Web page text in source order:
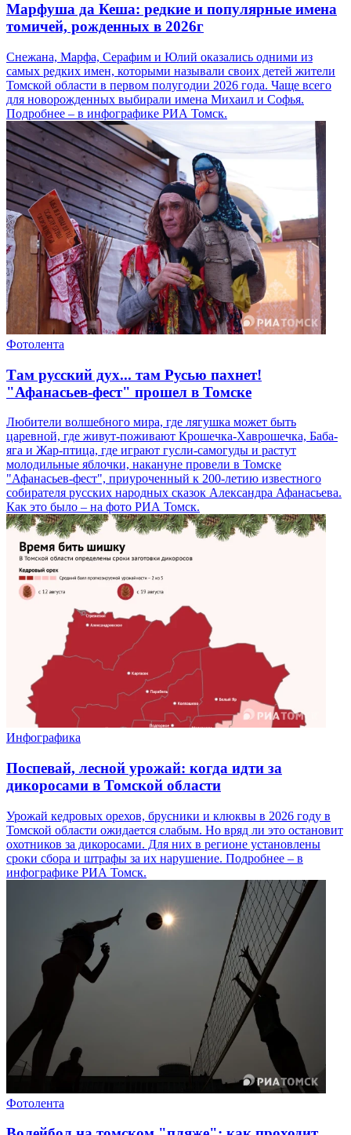
Марфуша да Кеша: редкие и популярные имена
томичей, рожденных в 2026г
Снежана, Марфа, Серафим и Юлий оказались одними из
самых редких имен, которыми называли своих детей жители
Томской области в первом полугодии 2026 года. Чаще всего
для новорожденных выбирали имена Михаил и Софья.
Подробнее – в инфографике РИА Томск.
Фотолента
Там русский дух... там Русью пахнет!
"Афанасьев-фест" прошел в Томске
Любители волшебного мира, где лягушка может быть
царевной, где живут-поживают Крошечка-Хаврошечка, Баба-
яга и Жар-птица, где играют гусли-самогуды и растут
молодильные яблочки, накануне провели в Томске
"Афанасьев-фест", приуроченный к 200-летию известного
собирателя русских народных сказок Александра Афанасьева.
Как это было – на фото РИА Томск.
Инфографика
Поспевай, лесной урожай: когда идти за
дикоросами в Томской области
Урожай кедровых орехов, брусники и клюквы в 2026 году в
Томской области ожидается слабым. Но вряд ли это остановит
охотников за дикоросами. Для них в регионе установлены
сроки сбора и штрафы за их нарушение. Подробнее – в
инфографике РИА Томск.
Фотолента